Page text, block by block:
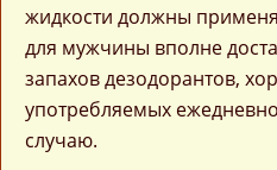
жидкости должны
для мужчины вполне
запахов дезодорантов,
употребляемых
случаю.